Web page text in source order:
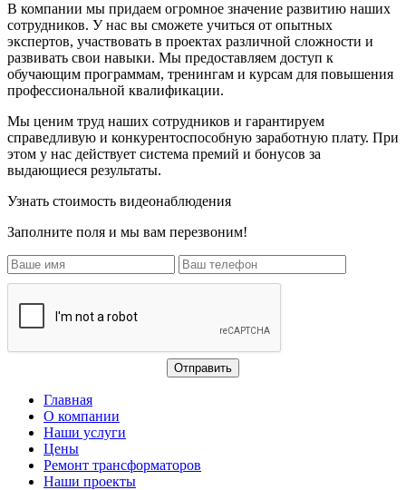
В компании мы придаем огромное значение развитию наших
сотрудников. У нас вы сможете учиться от опытных
экспертов, участвовать в проектах различной сложности и
развивать свои навыки. Мы предоставляем доступ к
обучающим программам, тренингам и курсам для повышения
профессиональной квалификации.
Мы ценим труд наших сотрудников и гарантируем
справедливую и конкурентоспособную заработную плату. При
этом у нас действует система премий и бонусов за
выдающиеся результаты.
Узнать стоимость видеонаблюдения
Заполните поля и мы вам перезвоним!
Главная
О компании
Наши услуги
Цены
Ремонт трансформаторов
Наши проекты